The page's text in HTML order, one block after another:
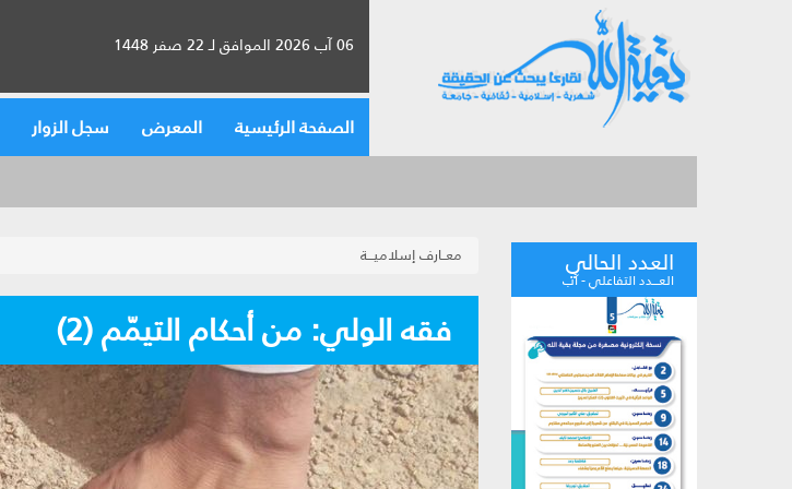
06 آب 2026 الموافق لـ 22 صفر 1448
الصفحة الرئيسية المعرض سجل الزوار
العدد الحالي
العـــدد التفاعلي - آب
معــارف إسلاميـــة
فقه الولي: من أحكام التيمّم (2)